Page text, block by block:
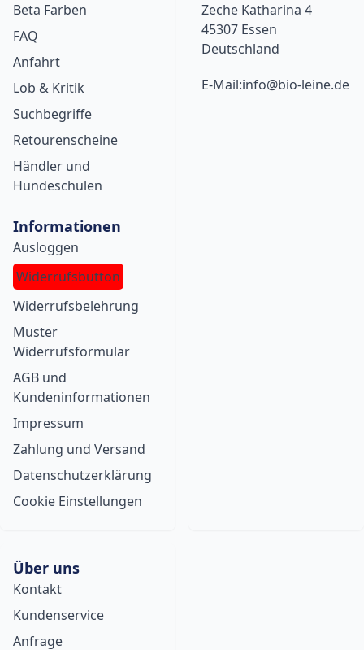
Beta Farben
FAQ
Anfahrt
Lob & Kritik
Suchbegriffe
Retourenscheine
Händler und
Hundeschulen
Informationen
Ausloggen
Widerrufsbutton
Widerrufsbelehrung
Muster
Widerrufsformular
AGB und
Kundeninformationen
Impressum
Zahlung und Versand
Datenschutzerklärung
Cookie Einstellungen
Zeche Katharina 4
45307 Essen
Deutschland
E-Mail:info@bio-leine.de
Über uns
Kontakt
Kundenservice
Anfrage